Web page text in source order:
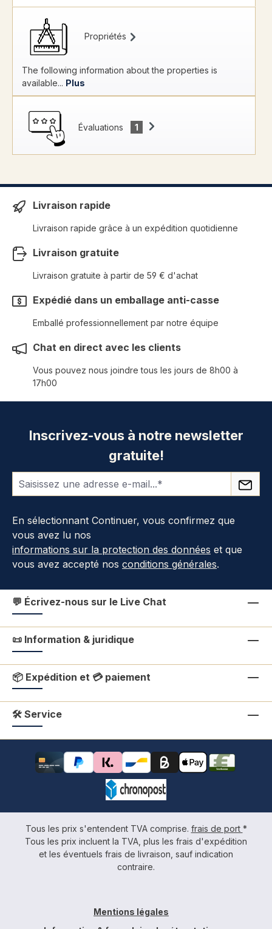
Propriétés
The following information about the properties is
available... Plus
Évaluations 1
Livraison rapide
Livraison rapide grâce à un expédition quotidienne
Livraison gratuite
Livraison gratuite à partir de 59 € d'achat
Expédié dans un emballage anti-casse
Emballé professionnellement par notre équipe
Chat en direct avec les clients
Vous pouvez nous joindre tous les jours de 8h00 à
17h00
Inscrivez-vous à notre newsletter
gratuite!
En sélectionnant Continuer, vous confirmez que
vous avez lu nos
informations sur la protection des données et que
vous avez accepté nos conditions générales.
💬 Écrivez-nous sur le Live Chat
📜 Information & juridique
📦 Expédition et 💳 paiement
🛠 Service
Tous les prix s'entendent TVA comprise. frais de port *
Tous les prix incluent la TVA, plus les frais d'expédition
et les éventuels frais de livraison, sauf indication
contraire.
Mentions légales